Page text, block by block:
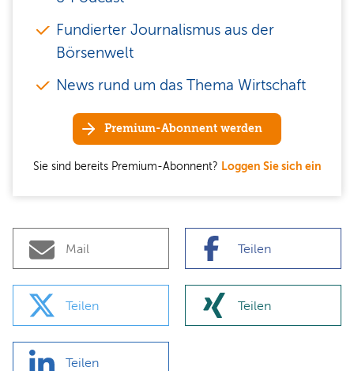
Fundierter Journalismus aus der
Börsenwelt
News rund um das Thema Wirtschaft
Premium-Abonnent werden
Sie sind bereits Premium-Abonnent? Loggen Sie sich ein
Mail Teilen
Teilen Teilen
Teilen